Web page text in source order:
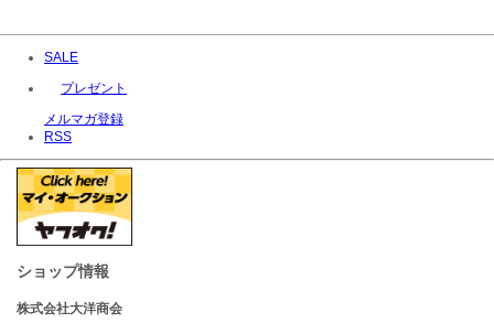
SALE
プレゼント
メルマガ登録
RSS
ショップ情報
株式会社大洋商会